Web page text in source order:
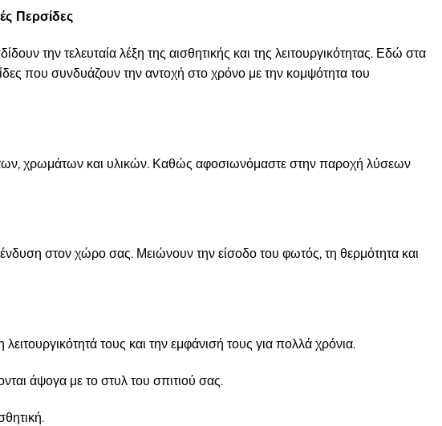
Περσίδες
την τελευταία λέξη της αισθητικής και της λειτουργικότητας. Εδώ στα
που συνδυάζουν την αντοχή στο χρόνο με την κομψότητα του
χρωμάτων και υλικών. Καθώς αφοσιωνόμαστε στην παροχή λύσεων
στον χώρο σας. Μειώνουν την είσοδο του φωτός, τη θερμότητα και
τους και την εμφάνισή τους για πολλά χρόνια.
άψογα με το στυλ του σπιτιού σας.